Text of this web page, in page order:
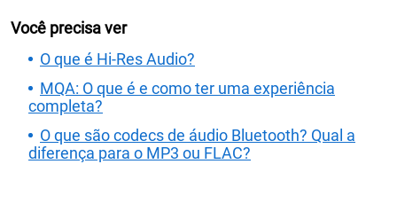
Você precisa ver
O que é Hi-Res Audio?
MQA: O que é e como ter uma experiência
completa?
O que são codecs de áudio Bluetooth? Qual a
diferença para o MP3 ou FLAC?